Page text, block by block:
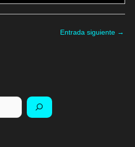
Entrada siguiente →